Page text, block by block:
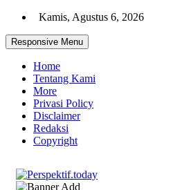
Skip
content
Kamis, Agustus 6, 2026
Responsive Menu
Home
Tentang Kami
More
Privasi Policy
Disclaimer
Redaksi
Copyright